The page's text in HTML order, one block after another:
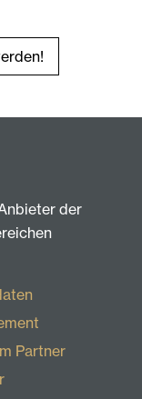
der
Partner